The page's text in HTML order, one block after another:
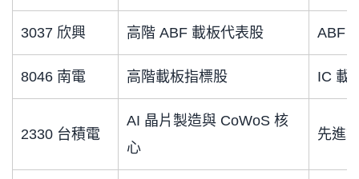
3037 欣興 高階 ABF 載板代表股 ABF
8046 南電 高階載板指標股 IC 載
2330 台積電
AI 晶片製造與 CoWoS 核
心
先進